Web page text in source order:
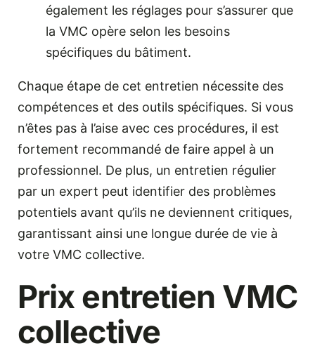
également les réglages pour s’assurer que
la VMC opère selon les besoins
spécifiques du bâtiment.
Chaque étape de cet entretien nécessite des
compétences et des outils spécifiques. Si vous
n’êtes pas à l’aise avec ces procédures, il est
fortement recommandé de faire appel à un
professionnel. De plus, un entretien régulier
par un expert peut identifier des problèmes
potentiels avant qu’ils ne deviennent critiques,
garantissant ainsi une longue durée de vie à
votre VMC collective.
Prix entretien VMC
collective